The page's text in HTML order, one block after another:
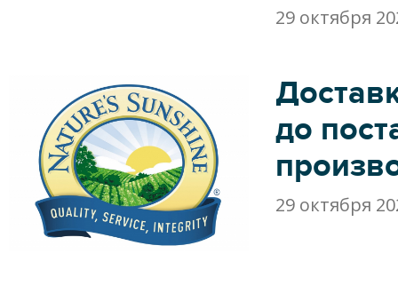
29 октября
до
29 октября